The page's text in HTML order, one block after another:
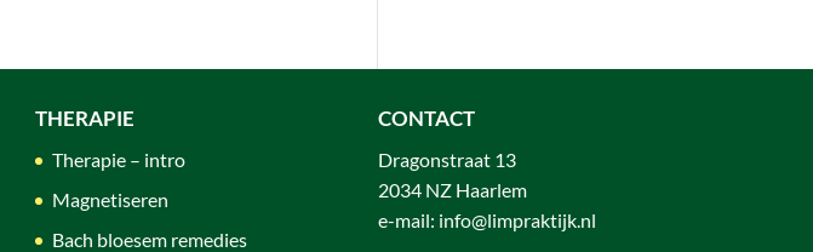
THERAPIE
Therapie – intro
Magnetiseren
Bach bloesem remedies
CONTACT
Dragonstraat 13
2034 NZ Haarlem
e-mail: info@limpraktijk.nl